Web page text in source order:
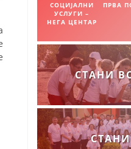
СОЦИЈАЛНИ
УСЛУГИ –
НЕГА ЦЕНТАР
ПРВА
СТАНИ